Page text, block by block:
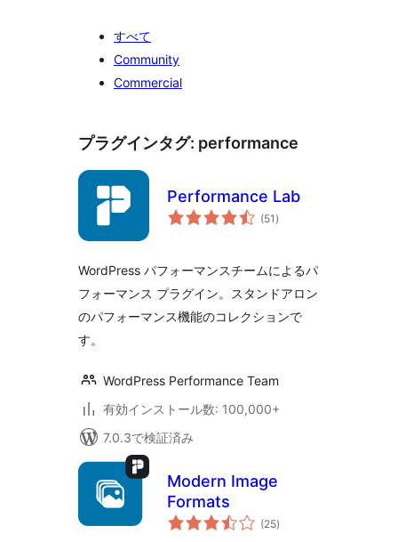
すべて
Community
Commercial
プラグインタグ: performance
Performance Lab
(51 個
の)
WordPress パフォーマンスチームによるパ
フォーマンス プラグイン。スタンドアロン
のパフォーマンス機能のコレクションで
す。
WordPress Performance Team
有効インストール数: 100,000+
7.0.3で検証済み
Modern Image
Formats
(25個
の)